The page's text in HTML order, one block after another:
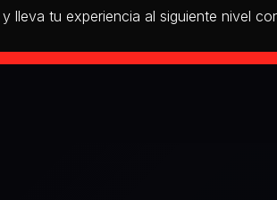
y lleva tu experiencia al siguiente nivel